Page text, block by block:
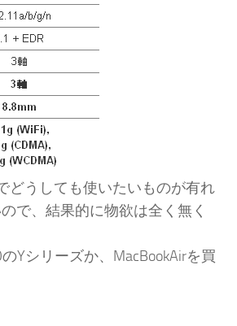
どうしても使いたいものが有れ
で、結果的に物欲は全く無く
Yシリーズか、MacBookAirを買